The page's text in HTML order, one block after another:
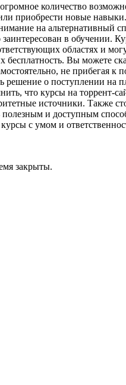
количество
приобрести новые
на альтернативный
в
областях и
бесплатность. Вы можете
не
решение о поступлении
что курсы на
источники. Также
и доступным
с умом и
закрыты.